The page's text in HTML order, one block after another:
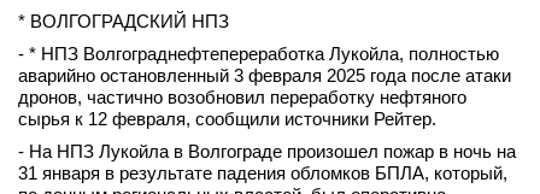
* ВОЛГОГРАДСКИЙ НПЗ
- * НПЗ Волгограднефтепереработка Лукойла, полностью
аварийно остановленный 3 февраля 2025 года после атаки
дронов, частично возобновил переработку нефтяного
сырья к 12 февраля, сообщили источники Рейтер.
- На НПЗ Лукойла в Волгограде произошел пожар в ночь на
31 января в результате падения обломков БПЛА, который,